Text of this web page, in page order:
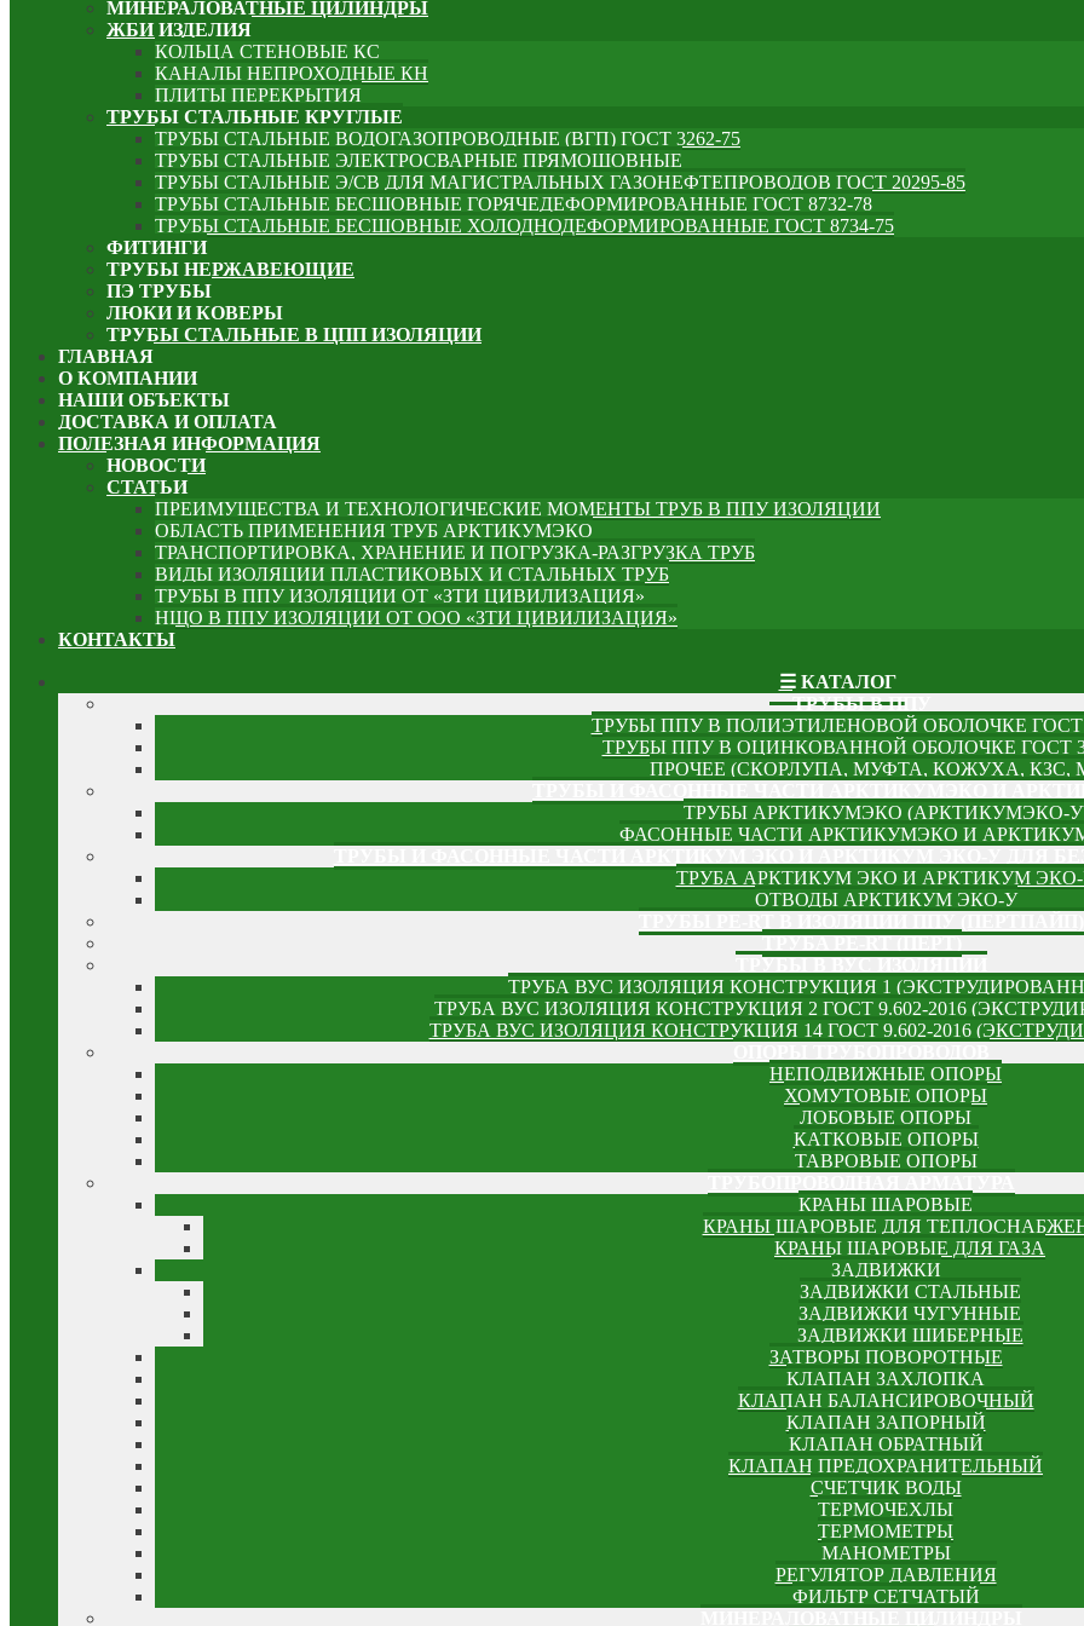
МИНЕРАЛОВАТНЫЕ ЦИЛИНДРЫ
ЖБИ ИЗДЕЛИЯ
КОЛЬЦА СТЕНОВЫЕ КС
КАНАЛЫ НЕПРОХОДНЫЕ КН
ПЛИТЫ ПЕРЕКРЫТИЯ
ТРУБЫ СТАЛЬНЫЕ КРУГЛЫЕ
ТРУБЫ СТАЛЬНЫЕ ВОДОГАЗОПРОВОДНЫЕ (ВГП) ГОСТ 3262-75
ТРУБЫ СТАЛЬНЫЕ ЭЛЕКТРОСВАРНЫЕ ПРЯМОШОВНЫЕ
ТРУБЫ СТАЛЬНЫЕ Э/СВ ДЛЯ МАГИСТРАЛЬНЫХ ГАЗОНЕФТЕПРОВОДОВ ГОСТ 20295-85
ТРУБЫ СТАЛЬНЫЕ БЕСШОВНЫЕ ГОРЯЧЕДЕФОРМИРОВАННЫЕ ГОСТ 8732-78
ТРУБЫ СТАЛЬНЫЕ БЕСШОВНЫЕ ХОЛОДНОДЕФОРМИРОВАННЫЕ ГОСТ 8734-75
ФИТИНГИ
ТРУБЫ НЕРЖАВЕЮЩИЕ
ПЭ ТРУБЫ
ЛЮКИ И КОВЕРЫ
ТРУБЫ СТАЛЬНЫЕ В ЦПП ИЗОЛЯЦИИ
ГЛАВНАЯ
О КОМПАНИИ
НАШИ ОБЪЕКТЫ
ДОСТАВКА И ОПЛАТА
ПОЛЕЗНАЯ ИНФОРМАЦИЯ
НОВОСТИ
СТАТЬИ
ПРЕИМУЩЕСТВА И ТЕХНОЛОГИЧЕСКИЕ МОМЕНТЫ ТРУБ В ППУ ИЗОЛЯЦИИ
ОБЛАСТЬ ПРИМЕНЕНИЯ ТРУБ АРКТИКУМЭКО
ТРАНСПОРТИРОВКА, ХРАНЕНИЕ И ПОГРУЗКА-РАЗГРУЗКА ТРУБ
ВИДЫ ИЗОЛЯЦИИ ПЛАСТИКОВЫХ И СТАЛЬНЫХ ТРУБ
ТРУБЫ В ППУ ИЗОЛЯЦИИ ОТ «ЗТИ ЦИВИЛИЗАЦИЯ»
НЩО В ППУ ИЗОЛЯЦИИ ОТ ООО «ЗТИ ЦИВИЛИЗАЦИЯ»
КОНТАКТЫ
☰ КАТАЛОГ
ТРУБЫ В ППУ
ТРУБЫ ППУ В ПОЛИЭТИЛЕНОВОЙ ОБОЛОЧКЕ ГОСТ
ТРУБЫ ППУ В ОЦИНКОВАННОЙ ОБОЛОЧКЕ ГОСТ
ПРОЧЕЕ (СКОРЛУПА, МУФТА, КОЖУХА, КЗС,
ТРУБЫ АРКТИКУМЭКО (АРКТИКУМЭКО-
ФАСОННЫЕ ЧАСТИ АРКТИКУМЭКО И
ТРУБА АРКТИКУМ ЭКО И АРКТИКУМ
ОТВОДЫ АРКТИКУМ ЭКО-У
ТРУБА ВУС ИЗОЛЯЦИЯ КОНСТРУКЦИЯ 1
ТРУБА ВУС ИЗОЛЯЦИЯ КОНСТРУКЦИЯ 2 ГОСТ 9.602-2016
ТРУБА ВУС ИЗОЛЯЦИЯ КОНСТРУКЦИЯ 14 ГОСТ 9.602-2016
НЕПОДВИЖНЫЕ ОПОРЫ
ХОМУТОВЫЕ ОПОРЫ
ЛОБОВЫЕ ОПОРЫ
КАТКОВЫЕ ОПОРЫ
ТАВРОВЫЕ ОПОРЫ
КРАНЫ ШАРОВЫЕ
КРАНЫ ШАРОВЫЕ ДЛЯ
КРАНЫ ШАРОВЫЕ ДЛЯ ГАЗА
ЗАДВИЖКИ
ЗАДВИЖКИ СТАЛЬНЫЕ
ЗАДВИЖКИ ЧУГУННЫЕ
ЗАДВИЖКИ ШИБЕРНЫЕ
ЗАТВОРЫ ПОВОРОТНЫЕ
КЛАПАН ЗАХЛОПКА
КЛАПАН БАЛАНСИРОВОЧНЫЙ
КЛАПАН ЗАПОРНЫЙ
КЛАПАН ОБРАТНЫЙ
КЛАПАН ПРЕДОХРАНИТЕЛЬНЫЙ
СЧЕТЧИК ВОДЫ
ТЕРМОЧЕХЛЫ
ТЕРМОМЕТРЫ
МАНОМЕТРЫ
РЕГУЛЯТОР ДАВЛЕНИЯ
ФИЛЬТР СЕТЧАТЫЙ